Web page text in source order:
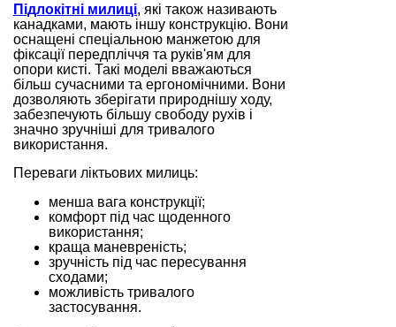
Підлокітні милиці, які також називають
канадками, мають іншу конструкцію. Вони
оснащені спеціальною манжетою для
фіксації передпліччя та руків'ям для
опори кисті. Такі моделі вважаються
більш сучасними та ергономічними. Вони
дозволяють зберігати природнішу ходу,
забезпечують більшу свободу рухів і
значно зручніші для тривалого
використання.
Переваги ліктьових милиць:
менша вага конструкції;
комфорт під час щоденного
використання;
краща маневреність;
зручність під час пересування
сходами;
можливість тривалого
застосування.